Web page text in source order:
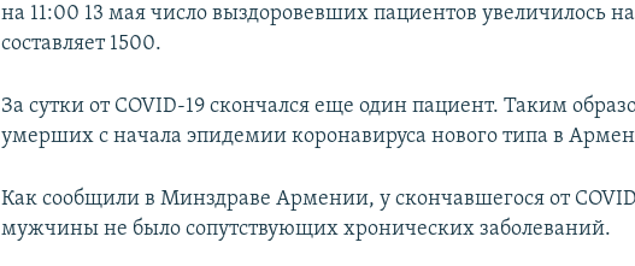
на 11:00 13 мая число выздоровевших пациентов увеличилось
составляет 1500.
За сутки от COVID-19 скончался еще один пациент. Таким
умерших с начала эпидемии коронавируса нового типа в
Как сообщили в Минздраве Армении, у скончавшегося от
мужчины не было сопутствующих хронических заболеваний.